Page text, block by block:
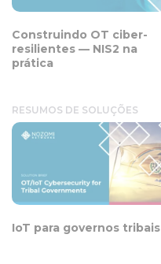
Construindo OT ciber-
resilientes — NIS2 na
prática
RESUMOS DE SOLUÇÕES
IoT para governos tribais